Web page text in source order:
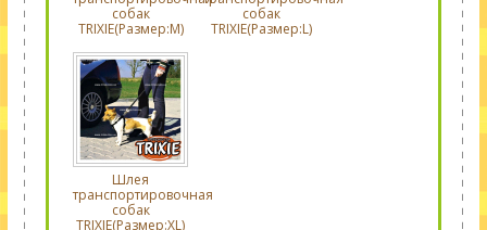
собак
TRIXIE(Размер:M)
собак
TRIXIE(Размер:L)
Шлея
транспортировочная
собак
TRIXIE(Размер:XL)